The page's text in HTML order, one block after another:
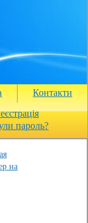
Контакти
пароль?
на